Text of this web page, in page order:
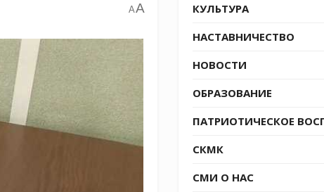
AA
КУЛЬТУРА
НАСТАВНИЧЕСТВО
НОВОСТИ
ОБРАЗОВАНИЕ
ПАТРИОТИЧЕСКОЕ
СКМК
СМИ О НАС